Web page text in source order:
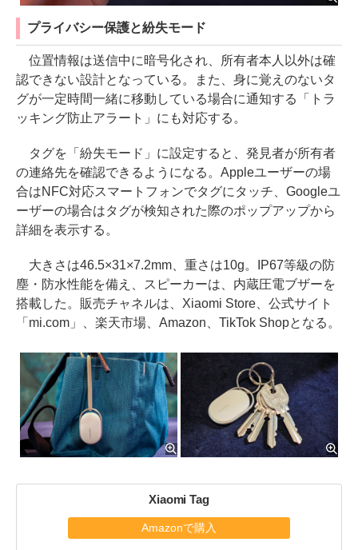
プライバシー保護と紛失モード
位置情報は送信中に暗号化され、所有者本人以外は確
認できない設計となっている。また、身に覚えのないタ
グが一定時間一緒に移動している場合に通知する「トラ
ッキング防止アラート」にも対応する。
タグを「紛失モード」に設定すると、発見者が所有者
の連絡先を確認できるようになる。Appleユーザーの場
合はNFC対応スマートフォンでタグにタッチ、Googleユ
ーザーの場合はタグが検知された際のポップアップから
詳細を表示する。
大きさは46.5×31×7.2mm、重さは10g。IP67等級の防
塵・防水性能を備え、スピーカーは、内蔵圧電ブザーを
搭載した。販売チャネルは、Xiaomi Store、公式サイト
「mi.com」、楽天市場、Amazon、TikTok Shopとなる。
Xiaomi Tag
Amazonで購入